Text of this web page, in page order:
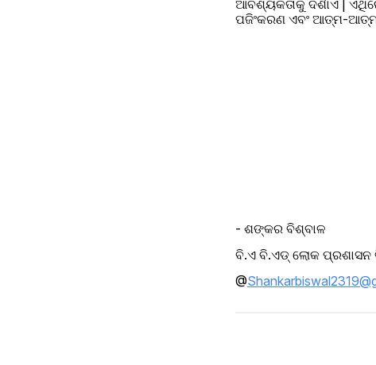
ଆବଶ୍ୟକତାକୁ ଦର୍ଶାଏ |
ପଜିଂକରଣ ଏବଂ ଆତ୍ମ-
- ଶଙ୍କର ବିଶ୍ବାଳ
ବି.ଏ ବି.ଏଡ୍ ଲୋକ
@